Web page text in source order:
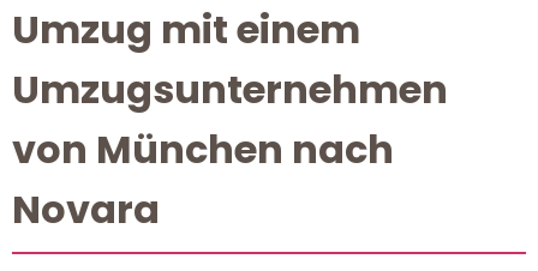
Umzug mit einem
Umzugsunternehmen
von München nach
Novara